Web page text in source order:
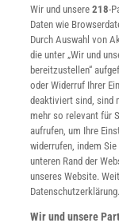
Widerruf
INFO
Mediadaten
Datenschutz
Cookie-
Utiq verwalten
Alle Artikel
Impressum
Wir und unsere218-
Daten wie
Durch Auswahl von
die unter „Wir und
bereitzustellen“
oder Widerruf Ihrer
deaktiviert sind, sind
mehr so relevant für
aufrufen, um Ihre
widerrufen, indem
unteren Rand der
unseres Website.
Datenschutzerklärung.
Wir und unsere